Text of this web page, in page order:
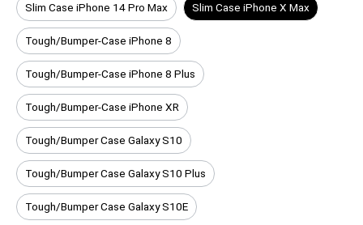
Slim Case iPhone 14 Pro Max Slim Case iPhone X Max
Tough/Bumper-Case iPhone 8
Tough/Bumper-Case iPhone 8 Plus
Tough/Bumper-Case iPhone XR
Tough/Bumper Case Galaxy S10
Tough/Bumper Case Galaxy S10 Plus
Tough/Bumper Case Galaxy S10E